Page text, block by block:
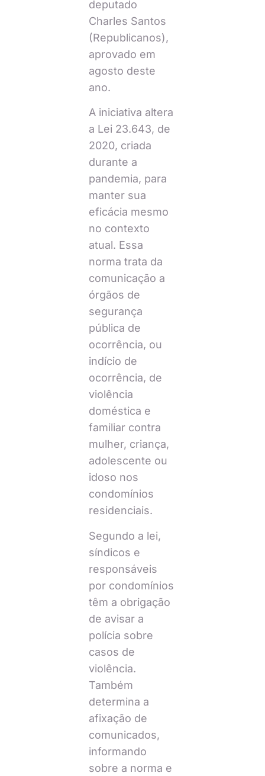
deputado
Charles Santos
(Republicanos),
aprovado em
agosto deste
ano.
A iniciativa altera
a Lei 23.643, de
2020, criada
durante a
pandemia, para
manter sua
eficácia mesmo
no contexto
atual. Essa
norma trata da
comunicação a
órgãos de
segurança
pública de
ocorrência, ou
indício de
ocorrência, de
violência
doméstica e
familiar contra
mulher, criança,
adolescente ou
idoso nos
condomínios
residenciais.
Segundo a lei,
síndicos e
responsáveis
por condomínios
têm a obrigação
de avisar a
polícia sobre
casos de
violência.
Também
determina a
afixação de
comunicados,
informando
sobre a norma e